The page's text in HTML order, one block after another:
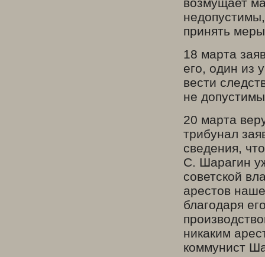
принять
18 марта
его, один из
вести
не
20 марта
трибунал
сведения,
С. Шарагин
советской
арестов
благодаря
никаким
коммунист